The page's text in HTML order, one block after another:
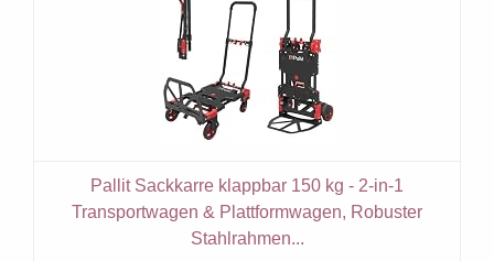
Pallit Sackkarre klappbar 150 kg - 2-in-1
Transportwagen & Plattformwagen, Robuster
Stahlrahmen...